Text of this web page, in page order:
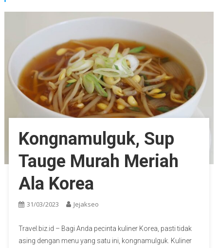
Kongnamulguk, Sup
Tauge Murah Meriah
Ala Korea
31/03/2023 Jejakseo
Travel.biz.id – Bagi Anda pecinta kuliner Korea, pasti tidak
asing dengan menu yang satu ini, kongnamulguk. Kuliner